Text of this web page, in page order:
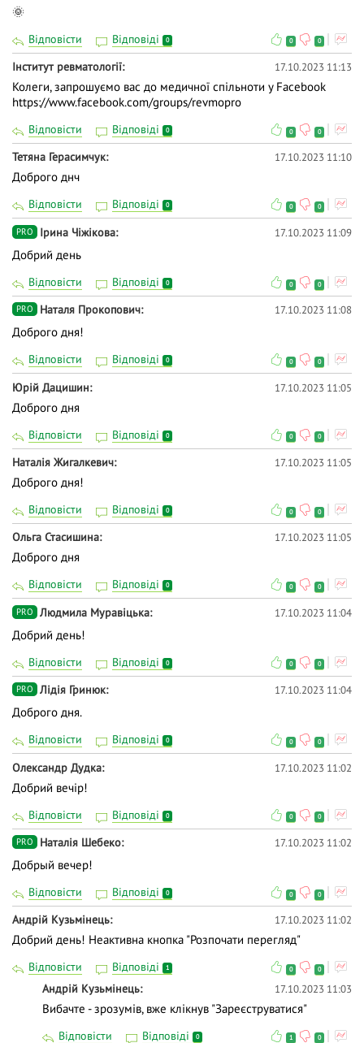
🌞
Відповісти Відповіді 0 0 0
Інститут ревматології 17.10.2023 11:13
Колеги, запрошуємо вас до медичної спільноти у Facebook
https://www.facebook.com/groups/revmopro
Відповісти Відповіді 0 0 0
Тетяна Герасимчук 17.10.2023 11:10
Доброго днч
Відповісти Відповіді 0 0 0
PRO Ірина Чіжікова 17.10.2023 11:09
Добрий день
Відповісти Відповіді 0 0 0
PRO Наталя Прокопович 17.10.2023 11:08
Доброго дня!
Відповісти Відповіді 0 0 0
Юрій Дацишин 17.10.2023 11:05
Доброго дня
Відповісти Відповіді 0 0 0
Наталія Жигалкевич 17.10.2023 11:05
Доброго дня!
Відповісти Відповіді 0 0 0
Ольга Стасишина 17.10.2023 11:05
Доброго дня
Відповісти Відповіді 0 0 0
PRO Людмила Муравіцька 17.10.2023 11:04
Добрий день!
Відповісти Відповіді 0 0 0
PRO Лідія Гринюк 17.10.2023 11:04
Доброго дня.
Відповісти Відповіді 0 0 0
Олександр Дудка 17.10.2023 11:02
Добрий вечір!
Відповісти Відповіді 0 0 0
PRO Наталія Шебеко 17.10.2023 11:02
Добрый вечер!
Відповісти Відповіді 0 0 0
Андрій Кузьмінець 17.10.2023 11:02
Добрий день! Неактивна кнопка "Розпочати перегляд"
Відповісти Відповіді 1 0 0
Андрій Кузьмінець 17.10.2023 11:03
Вибачте - зрозумів, вже клікнув "Зареєструватися"
Відповісти Відповіді 0 1 0